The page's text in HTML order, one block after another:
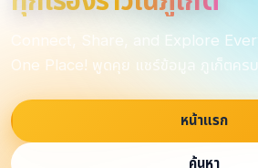
Connect, Share, and Explore
One Place! พูดคุย แชร์ข้อมูล ภูเก็ตครบ
หน้าแรก
ค้นหา